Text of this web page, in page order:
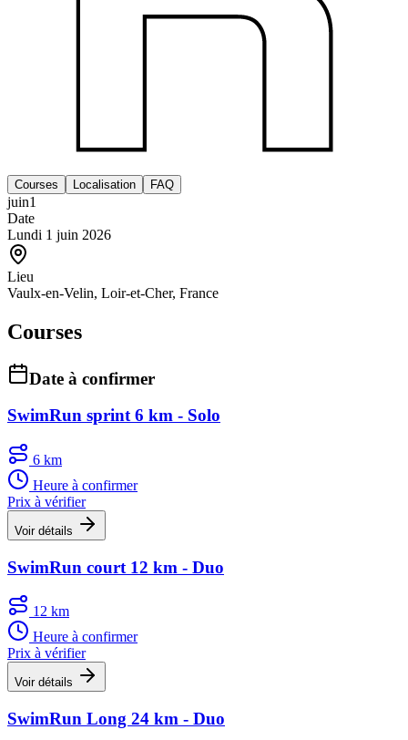
Courses Localisation FAQ
juin1
Date
Lundi 1 juin 2026
Lieu
Vaulx-en-Velin, Loir-et-Cher, France
Courses
Date à confirmer
SwimRun sprint 6 km - Solo
6 km
Heure à confirmer
Prix à vérifier
Voir détails
SwimRun court 12 km - Duo
12 km
Heure à confirmer
Prix à vérifier
Voir détails
SwimRun Long 24 km - Duo